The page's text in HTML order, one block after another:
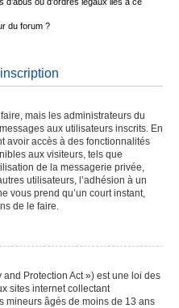
du forum ?
mais les administrateurs du
aux utilisateurs inscrits. En
avoir accès à des fonctionnalités
aux visiteurs, tels que
de la messagerie privée,
utilisateurs, l’adhésion à un
vous prend qu’un court instant,
de le faire.
Protection Act ») est une loi des
sites internet collectant
mineurs âgés de moins de 13 ans